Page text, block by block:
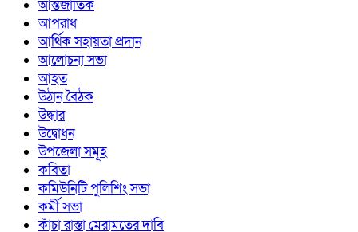
আন্তর্জাতিক
আপরাধ
আর্থিক সহায়তা প্রদান
আলোচনা সভা
আহত
উঠান বৈঠক
উদ্ধার
উদ্বোধন
উপজেলা সমূহ
কবিতা
কমিউনিটি পুলিশিং সভা
কর্মী সভা
কাঁচা রাস্তা মেরামতের দাবি